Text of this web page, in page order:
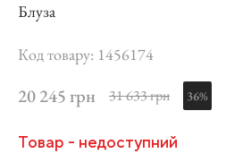
Блуза
Код товару: 1456174
20 245 грн 31 633 грн 36%
Товар - недоступний